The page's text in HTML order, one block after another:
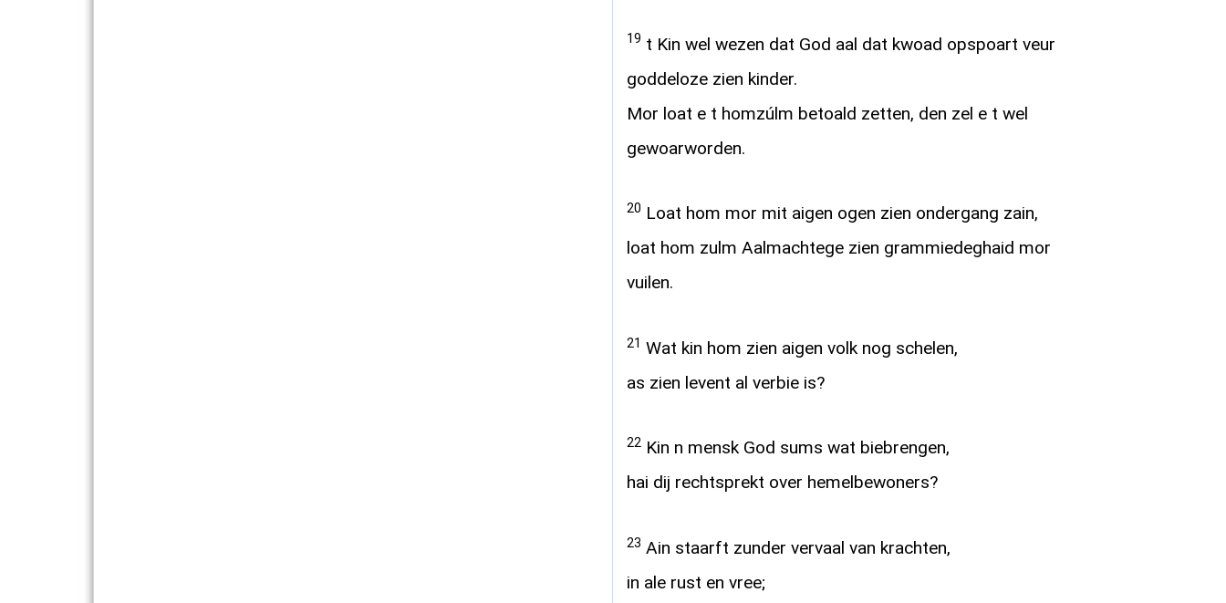
19 t Kin wel wezen dat God aal dat kwoad opspoart veur
goddeloze zien kinder.
Mor loat e t homzúlm betoald zetten, den zel e t wel
gewoarworden.
20 Loat hom mor mit aigen ogen zien ondergang zain,
loat hom zulm Aalmachtege zien grammiedeghaid mor
vuilen.
21 Wat kin hom zien aigen volk nog schelen,
as zien levent al verbie is?
22 Kin n mensk God sums wat biebrengen,
hai dij rechtsprekt over hemelbewoners?
23 Ain staarft zunder vervaal van krachten,
in ale rust en vree;